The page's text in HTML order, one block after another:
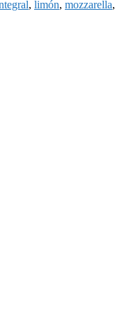
, limón, mozzarella,